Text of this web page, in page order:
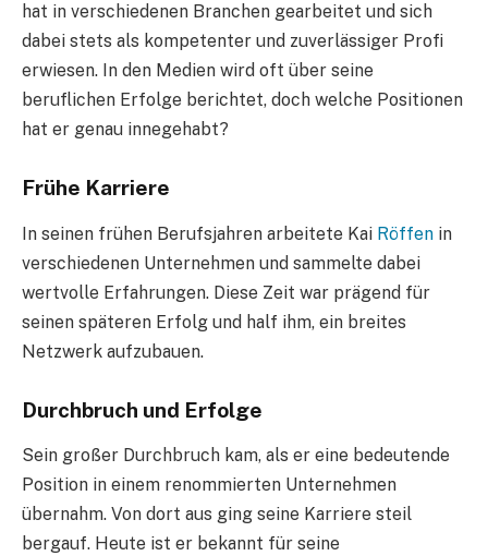
hat in verschiedenen Branchen gearbeitet und sich
dabei stets als kompetenter und zuverlässiger Profi
erwiesen. In den Medien wird oft über seine
beruflichen Erfolge berichtet, doch welche Positionen
hat er genau innegehabt?
Frühe Karriere
In seinen frühen Berufsjahren arbeitete Kai Röffen in
verschiedenen Unternehmen und sammelte dabei
wertvolle Erfahrungen. Diese Zeit war prägend für
seinen späteren Erfolg und half ihm, ein breites
Netzwerk aufzubauen.
Durchbruch und Erfolge
Sein großer Durchbruch kam, als er eine bedeutende
Position in einem renommierten Unternehmen
übernahm. Von dort aus ging seine Karriere steil
bergauf. Heute ist er bekannt für seine